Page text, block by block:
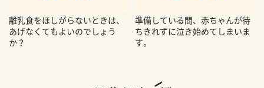
離乳食をほしがらないときは、
あげなくてもよいのでしょう
か？
準備している間、赤ちゃんが待
ちきれずに泣き始めてしまいま
す。